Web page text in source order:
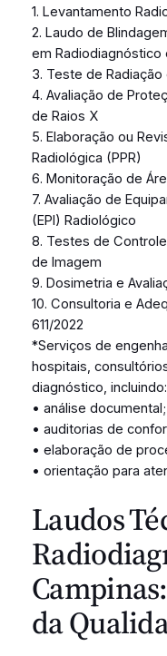
1. Levantamento
2. Laudo de
em Radiodiagnóstico
3. Teste de Radiação
4. Avaliação de
de Raios X
5. Elaboração ou
Radiológica (PPR)
6. Monitoração de
7. Avaliação de
(EPI) Radiológico
8. Testes de
de Imagem
9. Dosimetria e
10. Consultoria e
611/2022
*Serviços de
hospitais,
diagnóstico, incluindo:
• análise documental;
• auditorias de
• elaboração de
• orientação para
Laudos
da